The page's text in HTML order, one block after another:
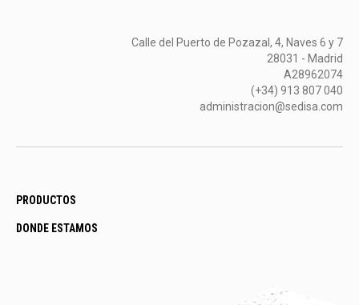
Calle del Puerto de Pozazal, 4, Naves 6 y 7
28031 - Madrid
A28962074
(+34) 913 807 040
administracion@sedisa.com
PRODUCTOS
DONDE ESTAMOS